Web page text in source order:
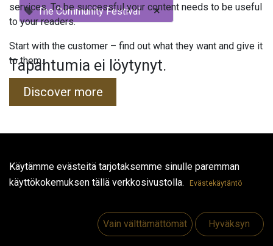
The Community Festival ×
Tapahtumia ei löytynyt.
Hyödyllisiä linkkejä
Etusivu
services. To be successful your content needs to be useful
to your readers.
Start with the customer – find out what they want and give it
to them.
Discover more
Käytämme evästeitä tarjotaksemme sinulle paremman
käyttökokemuksen tällä verkkosivustolla.
Evästekäytäntö
Vain välttämättömät Hyväksyn